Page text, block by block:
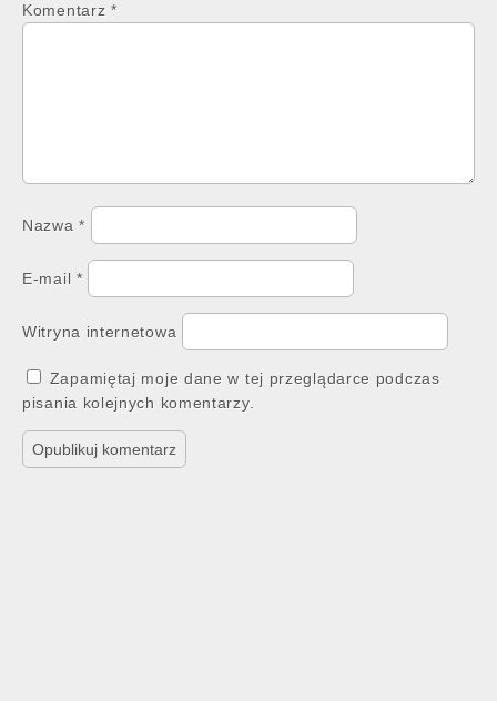
Komentarz *
Nazwa*
E-mail *
Witryna internetowa
Zapamiętaj moje dane w tej przeglądarce podczas
pisania kolejnych komentarzy.